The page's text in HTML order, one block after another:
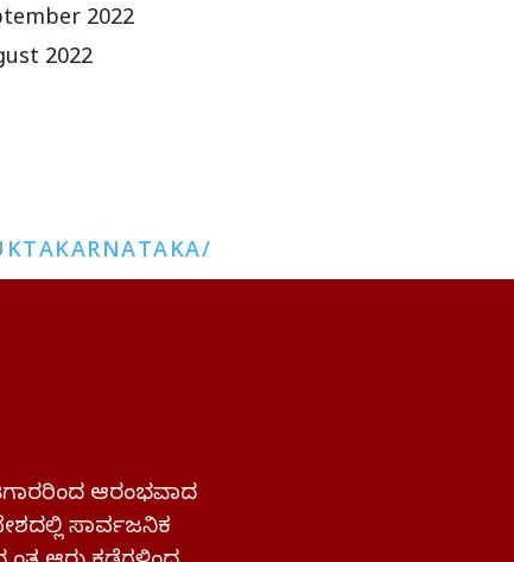
2022
2022
ಆರಂಭವಾದ
ಸಾರ್ವಜನಿಕ